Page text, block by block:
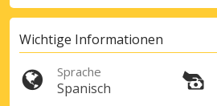
Wichtige Informationen
Sprache
Spanisch